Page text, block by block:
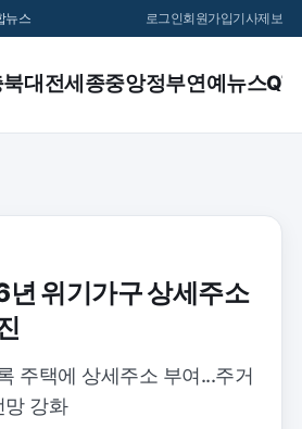
뉴스 로그인회원가입기사제보
대전세종중앙정부연예 뉴스
위기가구 상세주소
주택에 상세주소 부여...주거
망 강화